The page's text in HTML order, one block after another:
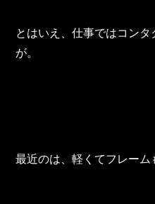
株式会社 東邦ホールディン
株式会社 ワールドパーツ
とはいえ、仕事ではコン
が。
最近のは、軽くてフレーム